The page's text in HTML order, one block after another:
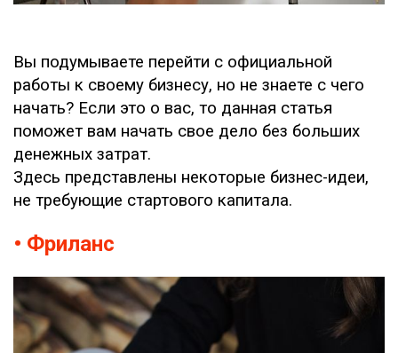
Вы подумываете перейти с официальной
работы к своему бизнесу, но не знаете с чего
начать? Если это о вас, то данная статья
поможет вам начать свое дело без больших
денежных затрат.
Здесь представлены некоторые бизнес-идеи,
не требующие стартового капитала.
• Фриланс